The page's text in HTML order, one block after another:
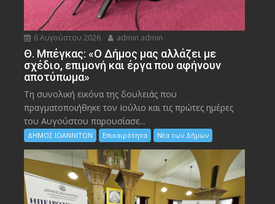
6 Αυγούστου 2026 admin admin
Θ. Μπέγκας: «Ο Δήμος μας αλλάζει με
σχέδιο, επιμονή και έργα που αφήνουν
αποτύπωμα»
Τη συνολική εικόνα της δουλειάς που
πραγματοποιήθηκε τον Ιούλιο και τις πρώτες ημέρες
του Αυγούστου παρουσίασε...
ΔΗΜΟΣ ΙΩΑΝΝΙΤΩΝ Επικαιρότητα Νέα των Δήμων